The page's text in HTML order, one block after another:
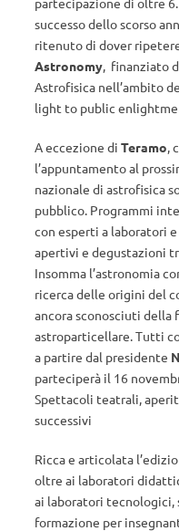
successo dello scorso
ritenuto di dover
Astronomy, finanziato
Astrofisica nell’ambito
light to public
A eccezione di Teramo,
l’appuntamento al
nazionale di astrofisica
pubblico. Programmi
con esperti a laboratori
apertivi e degustazioni
Insomma l’astronomia
ricerca delle origini del
ancora sconosciuti della
astroparticellare. Tutti
a partire dal presidente
parteciperà il 16
Spettacoli teatrali,
successivi
Ricca e articolata
oltre ai laboratori
ai laboratori
formazione per